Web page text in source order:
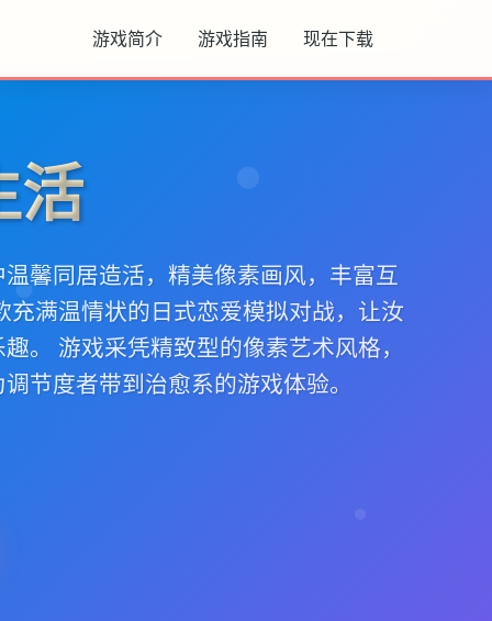
游戏简介 游戏指南 现在下载
活
馨同居造活，精美像素画风，丰富互
充满温情状的日式恋爱模拟对战，让汝
。 游戏采凭精致型的像素艺术风格，
节度者带到治愈系的游戏体验。